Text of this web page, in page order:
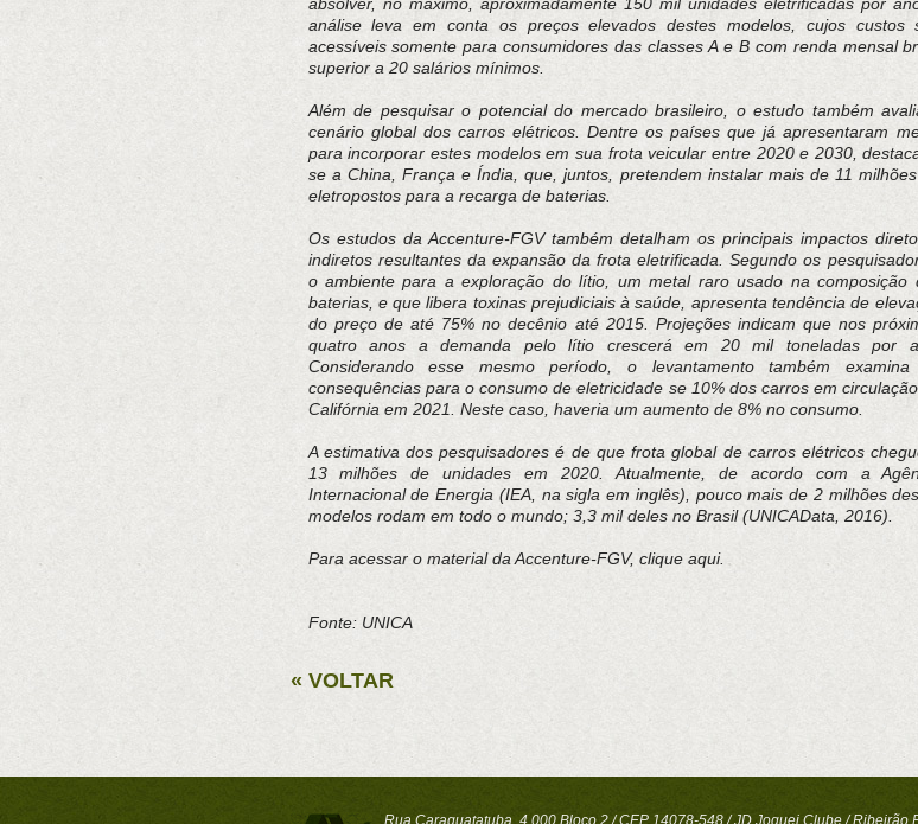
análise leva em conta os preços elevados destes modelos, cujos custos
acessíveis somente para consumidores das classes A e B com renda mensal
superior a 20 salários mínimos.
Além de pesquisar o potencial do mercado brasileiro, o estudo também
cenário global dos carros elétricos. Dentre os países que já apresentaram
para incorporar estes modelos em sua frota veicular entre 2020 e 2030,
se a China, França e Índia, que, juntos, pretendem instalar mais de 11
eletropostos para a recarga de baterias.
Os estudos da Accenture-FGV também detalham os principais impactos
indiretos resultantes da expansão da frota eletrificada. Segundo os
o ambiente para a exploração do lítio, um metal raro usado na composição
baterias, e que libera toxinas prejudiciais à saúde, apresenta tendência de
do preço de até 75% no decênio até 2015. Projeções indicam que nos
quatro anos a demanda pelo lítio crescerá em 20 mil toneladas por
Considerando esse mesmo período, o levantamento também
consequências para o consumo de eletricidade se 10% dos carros em
Califórnia em 2021. Neste caso, haveria um aumento de 8% no consumo.
A estimativa dos pesquisadores é de que frota global de carros elétricos
13 milhões de unidades em 2020. Atualmente, de acordo com a
Internacional de Energia (IEA, na sigla em inglês), pouco mais de 2 milhões
modelos rodam em todo o mundo; 3,3 mil deles no Brasil (UNICAData, 2016).
Para acessar o material da Accenture-FGV, clique aqui.
Fonte: UNICA
« VOLTAR
Rua Caraguatatuba, 4.000 Bloco 2 / CEP 14078-548 / JD Joquei Clube / Ribeirão